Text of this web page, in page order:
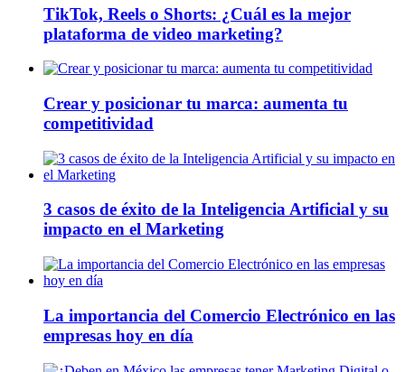
TikTok, Reels o Shorts: ¿Cuál es la mejor
plataforma de video marketing?
Crear y posicionar tu marca: aumenta tu
competitividad
3 casos de éxito de la Inteligencia Artificial y su
impacto en el Marketing
La importancia del Comercio Electrónico en las
empresas hoy en día